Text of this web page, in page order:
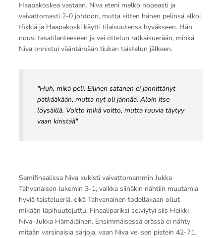
Haapakoskea vastaan. Niva eteni melko nopeasti ja
vaivattomasti 2-0 johtoon, mutta sitten hänen pelinsä alkoi
tökkiä ja Haapakoski käytti tilaisuutensa hyväkseen. Hän
nousi tasatilanteeseen ja vei ottelun ratkaisuerään, minkä
Niva onnistui vääntämään tiukan taistelun jälkeen.
"Huh, mikä peli. Eilinen satanen ei jännittänyt
pätkääkään, mutta nyt oli jännää. Aloin itse
löysäillä. Voitto mikä voitto, mutta ruuvia täytyy
vaan kiristää"
Semifinaalissa Niva kukisti vaivattomammin Jukka
Tahvanaisen lukemin 3-1, vaikka siinäkin nähtiin muutamia
hyviä taistelueriä, eikä Tahvanainen todellakaan ollut
mikään läpihuutojuttu. Finaalipariksi selviytyi siis Heikki
Niva‒Jukka Hämäläinen. Ensimmäisessä erässä ei nähty
mitään varsinaisia sarjoja, vaan Niva vei sen pistein 42-71.